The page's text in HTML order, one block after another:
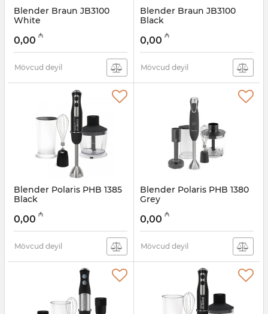
Blender Braun JB3100
White
005038505
0,00 ₼
Mövcud deyil
Blender Braun JB3100
Black
005038504
0,00 ₼
Mövcud deyil
Blender Polaris PHB 1385
Black
005038435
0,00 ₼
Mövcud deyil
Blender Polaris PHB 1380
Grey
005038434
0,00 ₼
Mövcud deyil